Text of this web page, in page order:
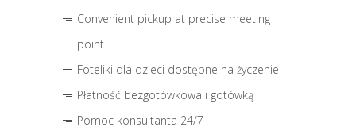
Convenient pickup at precise meeting
point
Foteliki dla dzieci dostępne na życzenie
Płatność bezgotówkowa i gotówką
Pomoc konsultanta 24/7